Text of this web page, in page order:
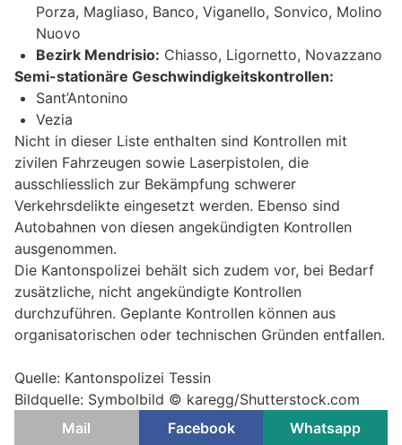
Porza, Magliaso, Banco, Viganello, Sonvico, Molino
Nuovo
Bezirk Mendrisio: Chiasso, Ligornetto, Novazzano
Semi-stationäre Geschwindigkeitskontrollen:
Sant’Antonino
Vezia
Nicht in dieser Liste enthalten sind Kontrollen mit
zivilen Fahrzeugen sowie Laserpistolen, die
ausschliesslich zur Bekämpfung schwerer
Verkehrsdelikte eingesetzt werden. Ebenso sind
Autobahnen von diesen angekündigten Kontrollen
ausgenommen.
Die Kantonspolizei behält sich zudem vor, bei Bedarf
zusätzliche, nicht angekündigte Kontrollen
durchzuführen. Geplante Kontrollen können aus
organisatorischen oder technischen Gründen entfallen.
Quelle: Kantonspolizei Tessin
Bildquelle: Symbolbild © karegg/Shutterstock.com
Mail
Facebook Whatsapp